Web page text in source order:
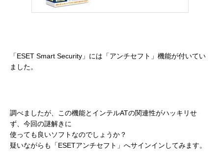
「ESET Smart Security」には「アンチセフト」機能が付いてい
ました。
調べましたが、この機能とインテルATの関連性がハッキリせ
ず、今回の謎解きに
使っても良いソフトなのでしょうか？
疑いながらも「ESETアンチセフト」へサインインしてみます。